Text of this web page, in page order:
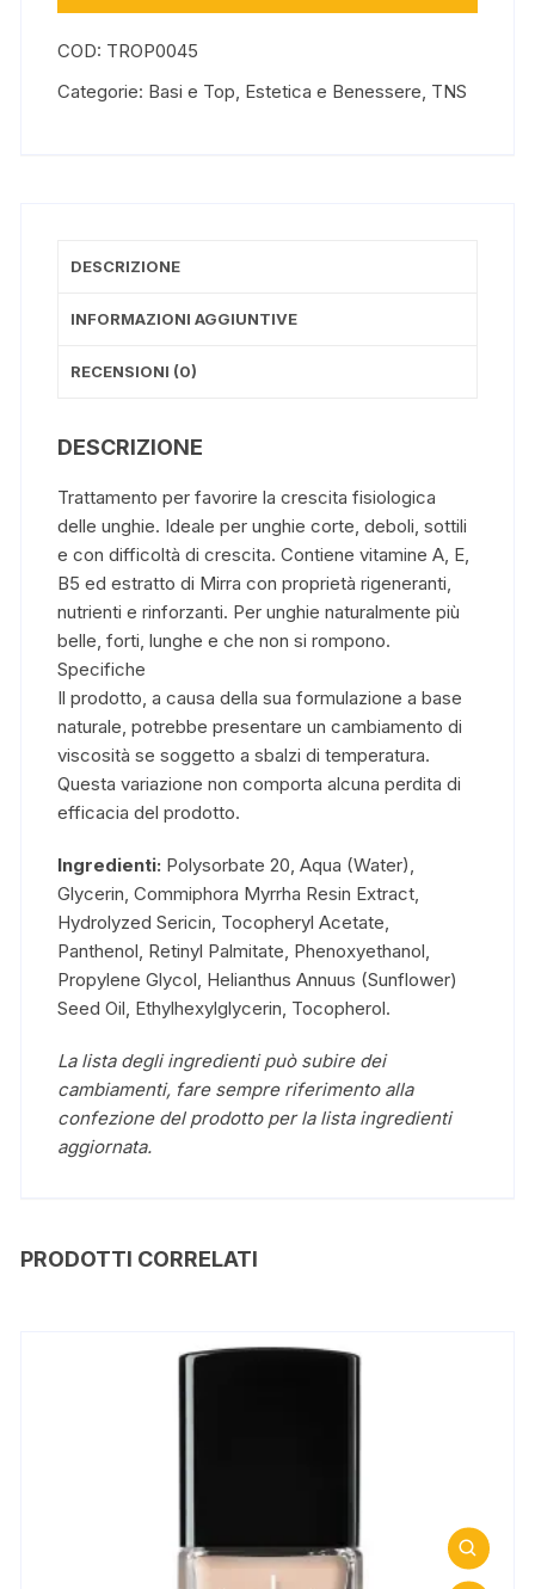
di
crescita
COD: TROP0045
Categorie: Basi e Top, Estetica e Benessere, TNS
DESCRIZIONE
INFORMAZIONI AGGIUNTIVE
RECENSIONI (0)
DESCRIZIONE
Trattamento per favorire la crescita fisiologica
delle unghie. Ideale per unghie corte, deboli, sottili
e con difficoltà di crescita. Contiene vitamine A, E,
B5 ed estratto di Mirra con proprietà rigeneranti,
nutrienti e rinforzanti. Per unghie naturalmente più
belle, forti, lunghe e che non si rompono.
Specifiche
Il prodotto, a causa della sua formulazione a base
naturale, potrebbe presentare un cambiamento di
viscosità se soggetto a sbalzi di temperatura.
Questa variazione non comporta alcuna perdita di
efficacia del prodotto.
Ingredienti: Polysorbate 20, Aqua (Water),
Glycerin, Commiphora Myrrha Resin Extract,
Hydrolyzed Sericin, Tocopheryl Acetate,
Panthenol, Retinyl Palmitate, Phenoxyethanol,
Propylene Glycol, Helianthus Annuus (Sunflower)
Seed Oil, Ethylhexylglycerin, Tocopherol.
La lista degli ingredienti può subire dei
cambiamenti, fare sempre riferimento alla
confezione del prodotto per la lista ingredienti
aggiornata.
PRODOTTI CORRELATI